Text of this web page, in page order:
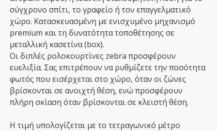
σύγχρονο σπίτι, το γραφείο ή τον επαγγελματικό
χώρο. Κατασκευασμένη με ενισχυμένο μηχανισμό
premium και τη δυνατότητα τοποθέτησης σε
μεταλλική κασετίνα (box).
Οι διπλές ρολοκουρτίνες zebra προσφέρουν
ευελιξία. Σας επιτρέπουν να ρυθμίζετε την ποσότητα
φωτός που εισέρχεται στο χώρο, όταν οι ζώνες
βρίσκονται σε ανοιχτή θέση, ενώ προσφέρουν
πλήρη σκίαση όταν βρίσκονται σε κλειστή θέση.
Η τιμή υπολογίζεται με το τετραγωνικό μέτρο